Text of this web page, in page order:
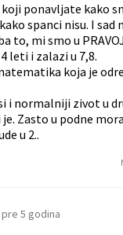
ponavljate kako
spanci nisu. I sad
to, mi smo u
leti i zalazi u 7,8.
koja je
i normalniji zivot u
Zasto u podne mora
u 2..
pre 5 godina